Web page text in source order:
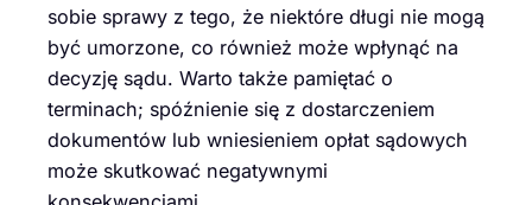
sobie sprawy z tego, że niektóre długi nie mogą
być umorzone, co również może wpłynąć na
decyzję sądu. Warto także pamiętać o
terminach; spóźnienie się z dostarczeniem
dokumentów lub wniesieniem opłat sądowych
może skutkować negatywnymi